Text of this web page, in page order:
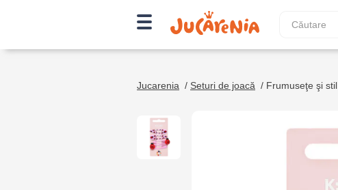
Jucarenia / Seturi de joacă / Frumuseţe şi stil